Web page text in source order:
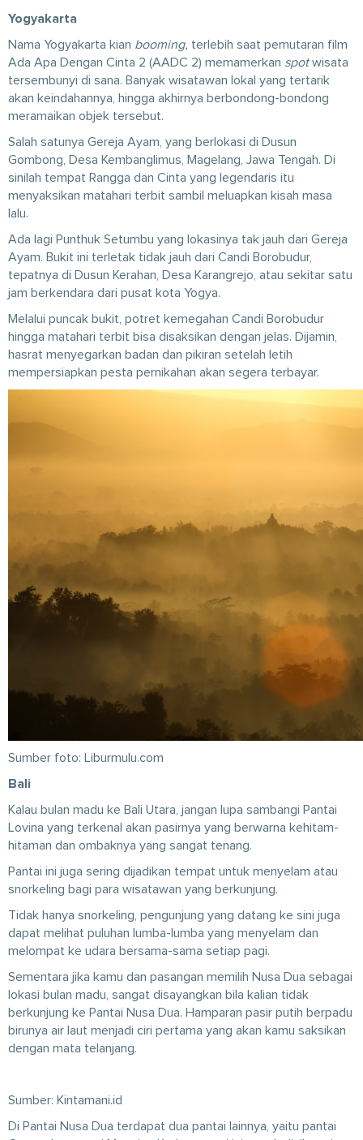
Yogyakarta
Nama Yogyakarta kian booming, terlebih saat pemutaran film
Ada Apa Dengan Cinta 2 (AADC 2) memamerkan spotwisata
tersembunyi di sana. Banyak wisatawan lokal yang tertarik
akan keindahannya, hingga akhirnya berbondong-bondong
meramaikan objek tersebut.
Salah satunya Gereja Ayam, yang berlokasi di Dusun
Gombong, Desa Kembanglimus, Magelang, Jawa Tengah. Di
sinilah tempat Rangga dan Cinta yang legendaris itu
menyaksikan matahari terbit sambil meluapkan kisah masa
lalu.
Ada lagi Punthuk Setumbu yang lokasinya tak jauh dari Gereja
Ayam. Bukit ini terletak tidak jauh dari Candi Borobudur,
tepatnya di Dusun Kerahan, Desa Karangrejo, atau sekitar satu
jam berkendara dari pusat kota Yogya.
Melalui puncak bukit, potret kemegahan Candi Borobudur
hingga matahari terbit bisa disaksikan dengan jelas. Dijamin,
hasrat menyegarkan badan dan pikiran setelah letih
mempersiapkan pesta pernikahan akan segera terbayar.
Sumber foto: Liburmulu.com
Bali
Kalau bulan madu ke Bali Utara, jangan lupa sambangi Pantai
Lovina yang terkenal akan pasirnya yang berwarna kehitam-
hitaman dan ombaknya yang sangat tenang.
Pantai ini juga sering dijadikan tempat untuk menyelam atau
snorkeling bagi para wisatawan yang berkunjung.
Tidak hanya snorkeling, pengunjung yang datang ke sini juga
dapat melihat puluhan lumba-lumba yang menyelam dan
melompat ke udara bersama-sama setiap pagi.
Sementara jika kamu dan pasangan memilih Nusa Dua sebagai
lokasi bulan madu, sangat disayangkan bila kalian tidak
berkunjung ke Pantai Nusa Dua. Hamparan pasir putih berpadu
birunya air laut menjadi ciri pertama yang akan kamu saksikan
dengan mata telanjang.
Sumber: Kintamani.id
Di Pantai Nusa Dua terdapat dua pantai lainnya, yaitu pantai